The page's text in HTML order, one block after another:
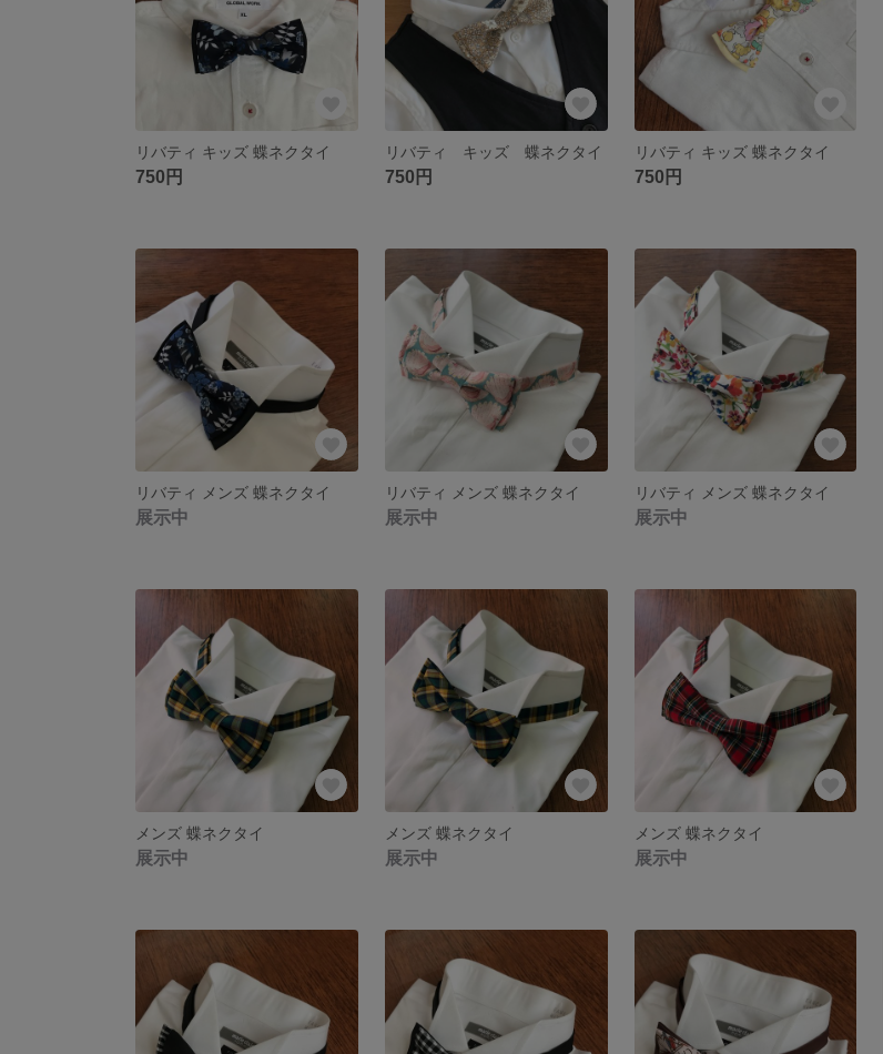
リバティ キッズ 蝶ネクタイ
750円
リバティ キッズ 蝶ネクタイ
750円
リバティ キッズ 蝶ネクタイ
750円
リバティ メンズ 蝶ネクタイ
展示中
リバティ メンズ 蝶ネクタイ
展示中
リバティ メンズ 蝶ネクタイ
展示中
メンズ 蝶ネクタイ
展示中
メンズ 蝶ネクタイ
展示中
メンズ 蝶ネクタイ
展示中